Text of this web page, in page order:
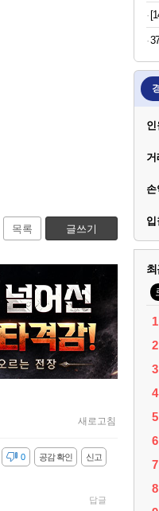
목록 글쓰기
새로고침
신고
공감 확인
0
답글
거
손
1
2
3
4
5
6
7
8